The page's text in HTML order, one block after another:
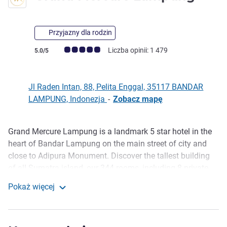
Przyjazny dla rodzin
Ocena klientów (Ocena ALL)
5.0/5 Liczba opinii: 1 479
Jl Raden Intan, 88, Pelita Enggal, 35117 BANDAR
LAMPUNG, Indonezja - Zobacz mapę
Opis
Grand Mercure Lampung is a landmark 5 star hotel in the
heart of Bandar Lampung on the main street of city and
close to Adipura Monument. Discover the tallest building
Meeting Rooms. Enjoy the unparalleled view at our
Pokaż więcej